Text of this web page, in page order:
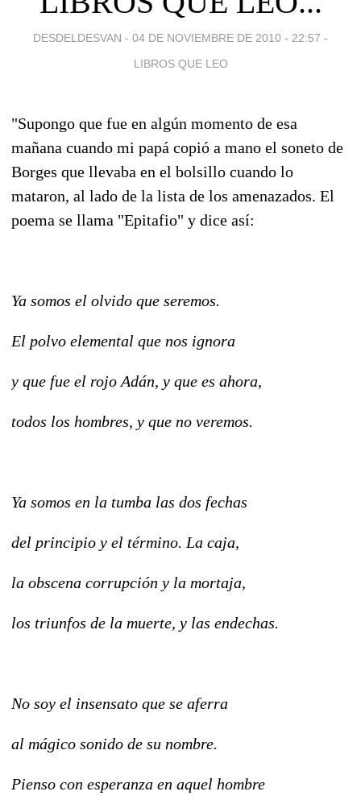
DESDELDESVAN - 04 DE NOVIEMBRE DE 2010 - 22:57 -
LIBROS QUE LEO
"Supongo que fue en algún momento de esa
mañana cuando mi papá copió a mano el soneto de
Borges que llevaba en el bolsillo cuando lo
mataron, al lado de la lista de los amenazados. El
poema se llama "Epitafio" y dice así:
Ya somos el olvido que seremos.
El polvo elemental que nos ignora
y que fue el rojo Adán, y que es ahora,
todos los hombres, y que no veremos.
Ya somos en la tumba las dos fechas
del principio y el término. La caja,
la obscena corrupción y la mortaja,
los triunfos de la muerte, y las endechas.
No soy el insensato que se aferra
al mágico sonido de su nombre.
Pienso con esperanza en aquel hombre